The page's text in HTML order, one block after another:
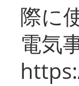
際に
電気